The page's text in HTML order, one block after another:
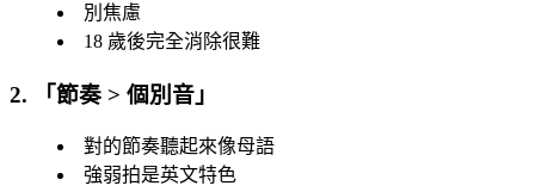
別焦慮
18 歲後完全消除很難
2. 「節奏 > 個別音 」
對的節奏聽起來像母語
強弱拍是英文特色